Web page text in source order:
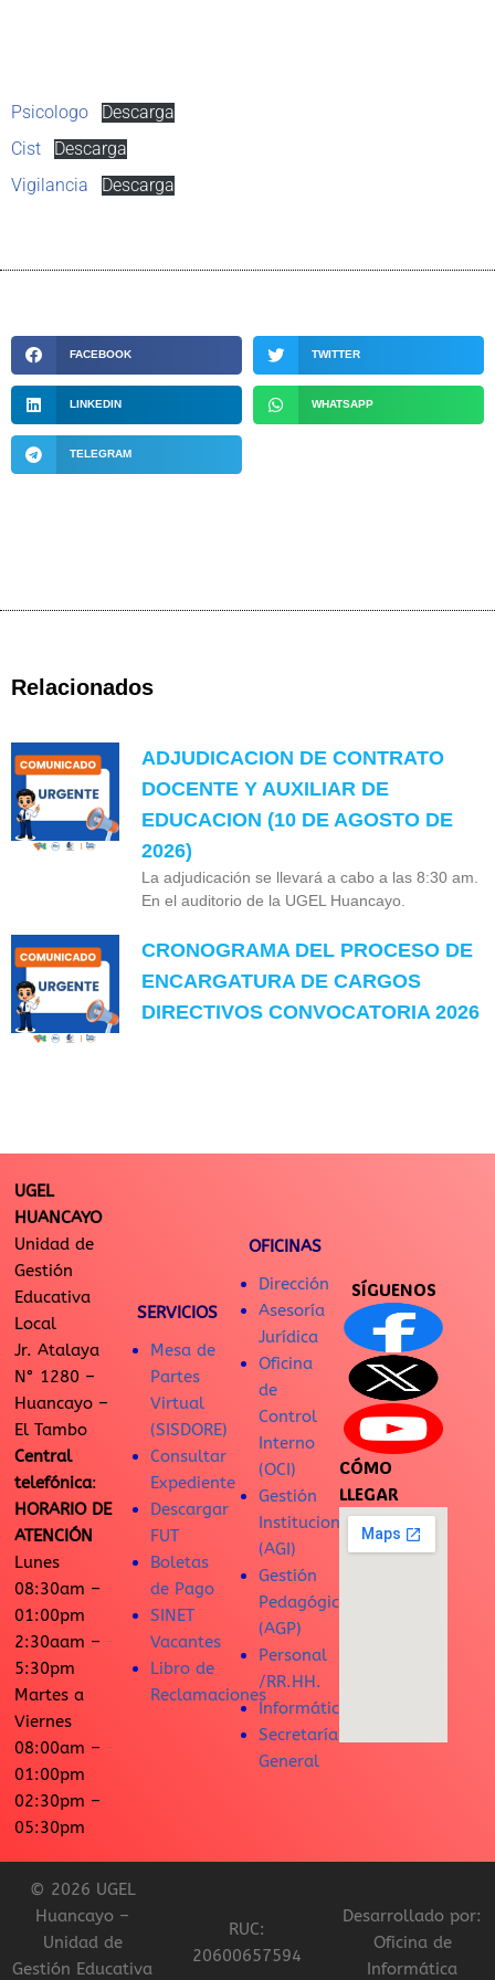
Psicologo
Descarga
Cist
Descarga
Vigilancia
Descarga
FACEBOOK TWITTER
LINKEDIN WHATSAPP
TELEGRAM
Relacionados
ADJUDICACION DE CONTRATO
DOCENTE Y AUXILIAR DE
EDUCACION (10 DE AGOSTO DE
2026)
La adjudicación se llevará a cabo a las 8:30 am.
En el auditorio de la UGEL Huancayo.
CRONOGRAMA DEL PROCESO DE
ENCARGATURA DE CARGOS
DIRECTIVOS CONVOCATORIA 2026
UGEL
HUANCAYO
Unidad de
Gestión
Educativa
Local
Jr. Atalaya
N° 1280 –
Huancayo –
El Tambo
Central
telefónica:
HORARIO DE
ATENCIÓN
Lunes
08:30am –
01:00pm
2:30aam –
5:30pm
Martes a
Viernes
08:00am –
01:00pm
02:30pm –
05:30pm
SERVICIOS
Mesa de
Partes
Virtual
(SISDORE)
Consultar
Expediente
Descargar
FUT
Boletas
de Pago
SINET
Vacantes
Libro de
Reclamaciones
OFICINAS
Dirección
Asesoría
Jurídica
Oficina
de
Control
Interno
(OCI)
Gestión
Institucional
(AGI)
Gestión
Pedagógica
(AGP)
Personal
/RR.HH.
Informática
Secretaría
General
SÍGUENOS
CÓMO
LLEGAR
© 2026 UGEL
Huancayo –
Unidad de
Gestión Educativa
RUC:
20600657594
Desarrollado por:
Oficina de
Informática